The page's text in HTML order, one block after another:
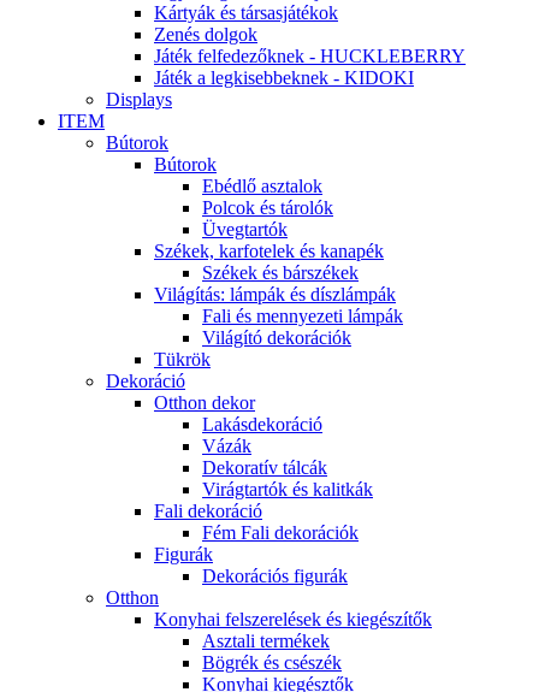
Kártyák és társasjátékok
Zenés dolgok
Játék felfedezőknek - HUCKLEBERRY
Játék a legkisebbeknek - KIDOKI
Displays
ITEM
Bútorok
Bútorok
Ebédlő asztalok
Polcok és tárolók
Üvegtartók
Székek, karfotelek és kanapék
Székek és bárszékek
Világítás: lámpák és díszlámpák
Fali és mennyezeti lámpák
Világító dekorációk
Tükrök
Dekoráció
Otthon dekor
Lakásdekoráció
Vázák
Dekoratív tálcák
Virágtartók és kalitkák
Fali dekoráció
Fém Fali dekorációk
Figurák
Dekorációs figurák
Otthon
Konyhai felszerelések és kiegészítők
Asztali termékek
Bögrék és csészék
Konyhai kiegésztők